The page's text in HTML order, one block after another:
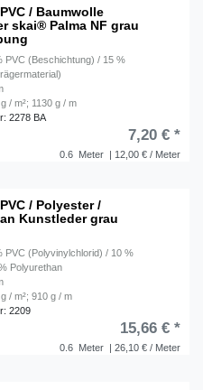
/ Baumwolle
skai® Palma NF grau
PVC (Beschichtung) / 15 %
/ m²; 1130 g / m
2278 BA
0.6 Meter | 12,00 € / Meter
7,20 € *
/ Polyester /
Kunstleder grau
PVC (Polyvinylchlorid) / 10 %
Polyurethan
/ m²; 910 g / m
2209
0.6 Meter | 26,10 € / Meter
15,66 € *